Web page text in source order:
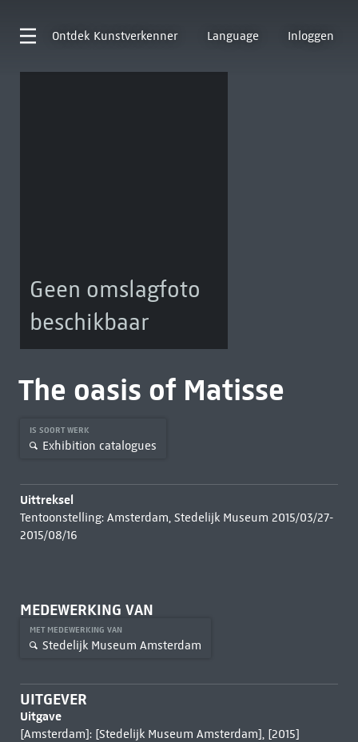
Ontdek Kunstverkenner Language Inloggen
Geen omslagfoto
beschikbaar
The oasis of Matisse
IS SOORT WERK
Exhibition catalogues
Uittreksel
Tentoonstelling: Amsterdam, Stedelijk Museum 2015/03/27-
2015/08/16
MEDEWERKING VAN
MET MEDEWERKING VAN
Stedelijk Museum Amsterdam
UITGEVER
Uitgave
[Amsterdam]: [Stedelijk Museum Amsterdam], [2015]